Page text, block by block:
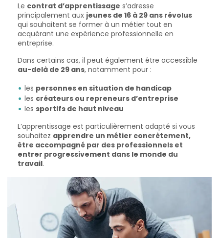
Le contrat d’apprentissage s’adresse
principalement aux jeunes de 16 à 29 ans révolus
qui souhaitent se former à un métier tout en
acquérant une expérience professionnelle en
entreprise.
Dans certains cas, il peut également être accessible
au-delà de 29 ans, notamment pour :
les personnes en situation de handicap
les créateurs ou repreneurs d’entreprise
les sportifs de haut niveau
L’apprentissage est particulièrement adapté si vous
souhaitez apprendre un métier concrètement,
être accompagné par des professionnels et
entrer progressivement dans le monde du
travail.